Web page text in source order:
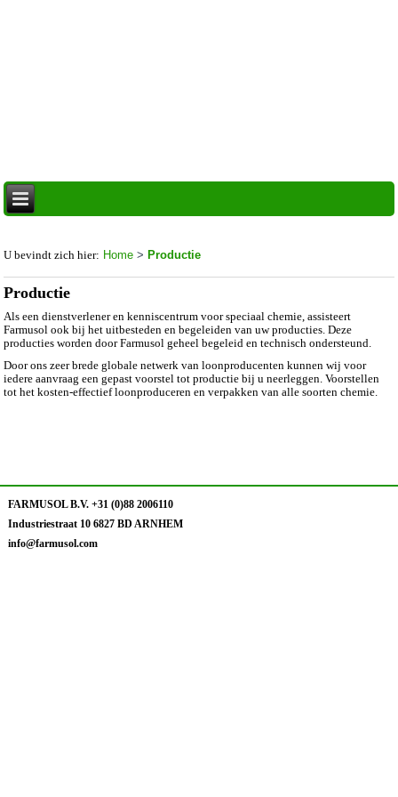
U bevindt zich hier: Home > Productie
Productie
Als een dienstverlener en kenniscentrum voor speciaal chemie, assisteert
Farmusol ook bij het uitbesteden en begeleiden van uw producties. Deze
producties worden door Farmusol geheel begeleid en technisch ondersteund.
Door ons zeer brede globale netwerk van loonproducenten kunnen wij voor
iedere aanvraag een gepast voorstel tot productie bij u neerleggen. Voorstellen
tot het kosten-effectief loonproduceren en verpakken van alle soorten chemie.
FARMUSOL B.V. +31 (0)88 2006110
Industriestraat 10 6827 BD ARNHEM
info@farmusol.com